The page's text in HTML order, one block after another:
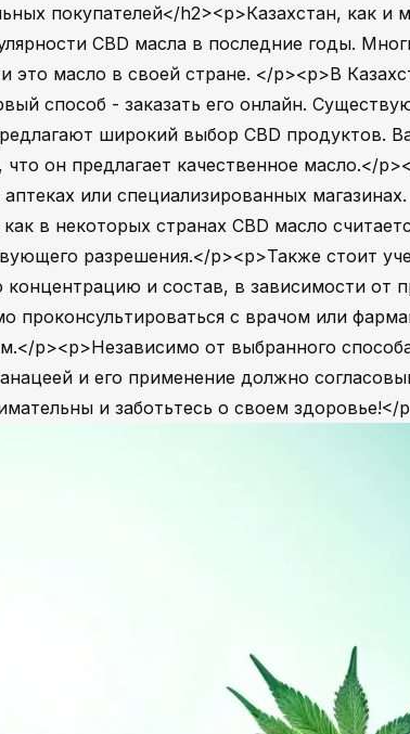
покупателей</h2><p>Казахстан, как и
CBD масла в последние годы.
это масло в своей стране. </p><p>В
способ - заказать его онлайн.
широкий выбор CBD продуктов.
что он предлагает качественное масло.</
или специализированных
как в некоторых странах CBD масло
разрешения.</p><p>Также стоит
концентрацию и состав, в зависимости от
проконсультироваться с врачом или
p><p>Независимо от выбранного
и его применение должно
и заботьтесь о своем здоровье!</